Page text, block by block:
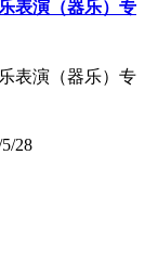
表演（器乐）专
表演（器乐）专
28